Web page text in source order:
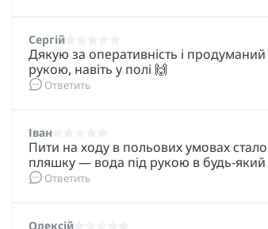
Сергій
Дякую за оперативність і
рукою, навіть у полі 🙌
Ответить
Іван
Пити на ходу в польових умовах
пляшку — вода під рукою в будь-
Ответить
Олексій